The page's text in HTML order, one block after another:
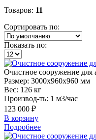
Товаров: 11
Сортировать по:
Показать по:
Очистное сооружение
Размер: 3000x960x960 мм
Вес: 126 кг
Производ-ть: 1 м3/час
123 000 ₽
В корзину
Подробнее